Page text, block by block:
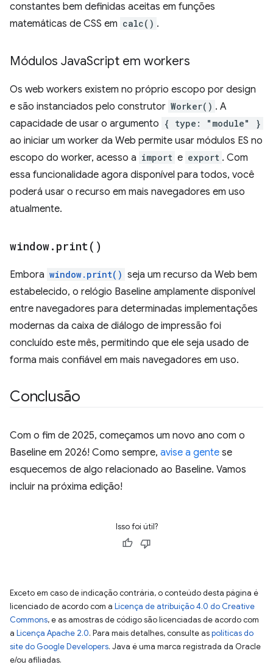
constantes bem definidas aceitas em funções
matemáticas de CSS em calc() .
Módulos JavaScript em workers
Os web workers existem no próprio escopo por design
e são instanciados pelo construtor Worker() . A
capacidade de usar o argumento { type: "module" }
ao iniciar um worker da Web permite usar módulos ES no
escopo do worker, acesso a import e export . Com
essa funcionalidade agora disponível para todos, você
poderá usar o recurso em mais navegadores em uso
atualmente.
window. print( )
Embora window.print() seja um recurso da Web bem
estabelecido, o relógio Baseline amplamente disponível
entre navegadores para determinadas implementações
modernas da caixa de diálogo de impressão foi
concluído este mês, permitindo que ele seja usado de
forma mais confiável em mais navegadores em uso.
Conclusão
Com o fim de 2025, começamos um novo ano com o
Baseline em 2026! Como sempre, avise a gente se
esquecemos de algo relacionado ao Baseline. Vamos
incluir na próxima edição!
Isso foi útil?
Exceto em caso de indicação contrária, o conteúdo desta página é
licenciado de acordo com a Licença de atribuição 4.0 do Creative
Commons, e as amostras de código são licenciadas de acordo com
a Licença Apache 2.0. Para mais detalhes, consulte aspolíticas do
site do Google Developers. Java é uma marca registrada da Oracle
e/ou afiliadas.